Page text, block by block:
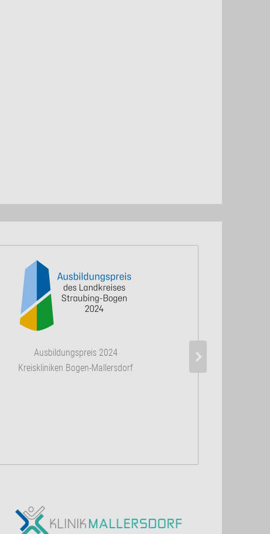
Ausbildungspreis 2024
Kreiskliniken Bogen-Mallersdorf